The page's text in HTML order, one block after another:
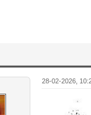
28-02-2026,